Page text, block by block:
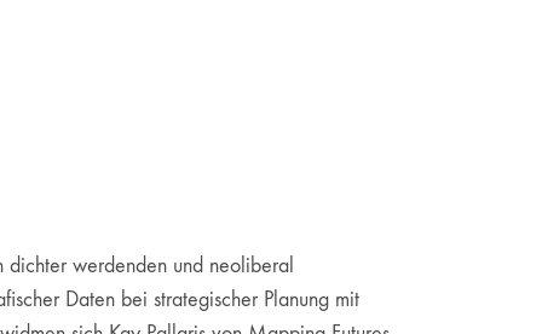
werdenden und neoliberal
Daten bei strategischer Planung mit